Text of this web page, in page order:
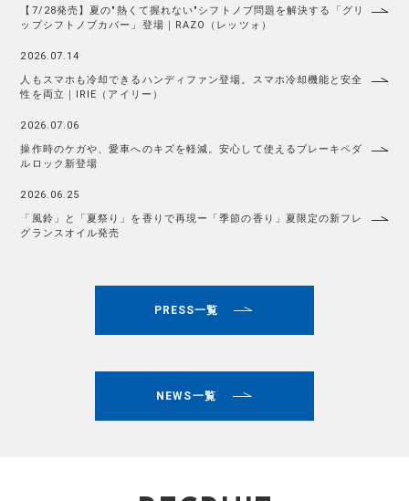
【7/28発売】夏の"熱くて握れない"シフトノブ問題を解決する「グリ
ップシフトノブカバー」登場｜RAZO（レッツォ）
2026.07.14
人もスマホも冷却できるハンディファン登場。スマホ冷却機能と安全
性を両立｜IRIE（アイリー）
2026.07.06
操作時のケガや、愛車へのキズを軽減。安心して使えるブレーキペダ
ルロック新登場
2026.06.25
「風鈴」と「夏祭り」を香りで再現ー「季節の香り」夏限定の新フレ
グランスオイル発売
PRESS一覧
NEWS一覧